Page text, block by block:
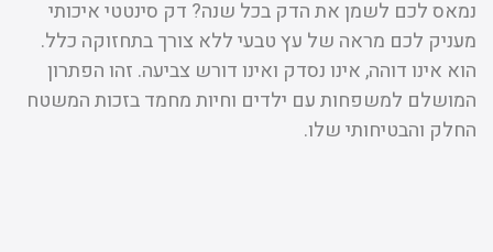
נמאס לכם לשמן את הדק בכל שנה? דק סינטטי איכותי
מעניק לכם מראה של עץ טבעי ללא צורך בתחזוקה כלל.
הוא אינו דוהה, אינו נסדק ואינו דורש צביעה. זהו הפתרון
המושלם למשפחות עם ילדים וחיות מחמד בזכות המשטח
החלק והבטיחותי שלו.